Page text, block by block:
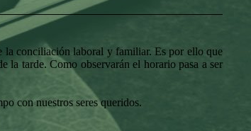
la conciliación laboral y familiar. Es por ello que
la tarde. Como observarán el horario pasa a ser
con nuestros seres queridos.